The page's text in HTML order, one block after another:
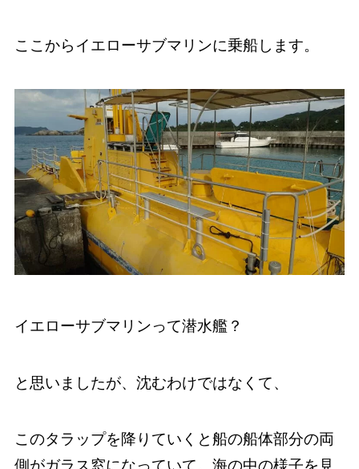
ここからイエローサブマリンに乗船します。
イエローサブマリンって潜水艦？
と思いましたが、沈むわけではなくて、
このタラップを降りていくと船の船体部分の両